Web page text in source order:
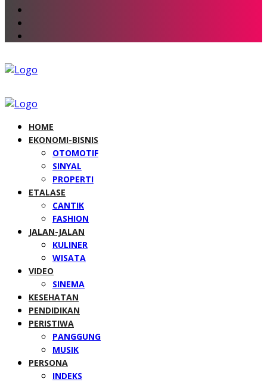
HOME
EKONOMI-BISNIS
OTOMOTIF
SINYAL
PROPERTI
ETALASE
CANTIK
FASHION
JALAN-JALAN
KULINER
WISATA
VIDEO
SINEMA
KESEHATAN
PENDIDIKAN
PERISTIWA
PANGGUNG
MUSIK
PERSONA
INDEKS